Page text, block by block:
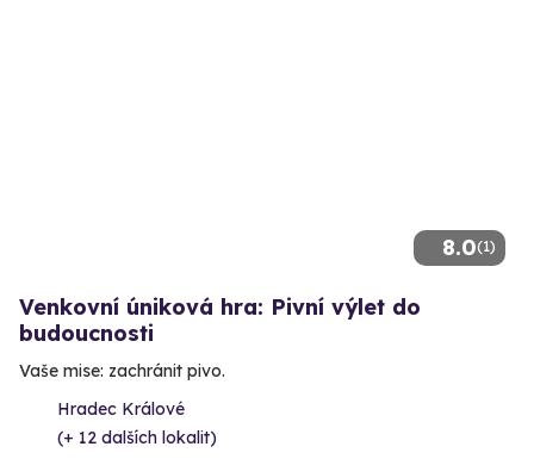
8.0(1)
Venkovní úniková hra: Pivní výlet do
budoucnosti
Vaše mise: zachránit pivo.
Hradec Králové
(+ 12 dalších lokalit)